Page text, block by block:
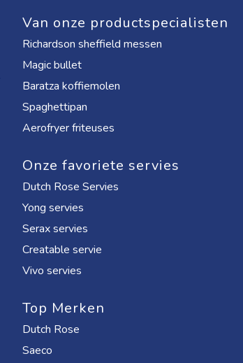
Van onze productspecialisten
Richardson sheffield messen
Magic bullet
Baratza koffiemolen
Spaghettipan
Aerofryer friteuses
Onze favoriete servies
Dutch Rose Servies
Yong servies
Serax servies
Creatable servie
Vivo servies
Top Merken
Dutch Rose
Saeco